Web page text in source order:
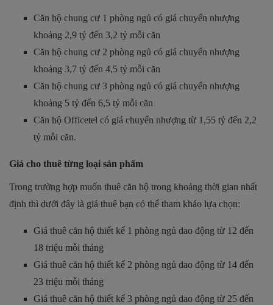
Căn hộ chung cư 1 phòng ngủ có giá chuyển nhượng
khoảng 2,9 tỷ đến 3,2 tỷ mỗi căn
Căn hộ chung cư 2 phòng ngủ có giá chuyển nhượng
khoảng 3,7 tỷ đến 4,5 tỷ mỗi căn
Căn hộ chung cư 3 phòng ngủ có giá chuyển nhượng
khoảng 5 tỷ đến 6,5 tỷ mỗi căn
Căn hộ Officetel có giá chuyển nhượng từ 1,55 tỷ đến 2,2
tỷ mỗi căn.
Giá cho thuê từng loại sản phẩm
Trong trường hợp muốn thuê căn hộ trong khoảng thời gian nhất
định thì dưới đây là giá thuê bạn có thể tham khảo lựa chọn:
Giá thuê căn hộ thiết kế 1 phòng ngủ dao động từ 12 đến
18 triệu mỗi tháng
Giá thuê căn hộ thiết kế 2 phòng ngủ dao động từ 14 đến
23 triệu mỗi tháng
Giá thuê căn hộ thiết kế 3 phòng ngủ dao động từ 25 đến